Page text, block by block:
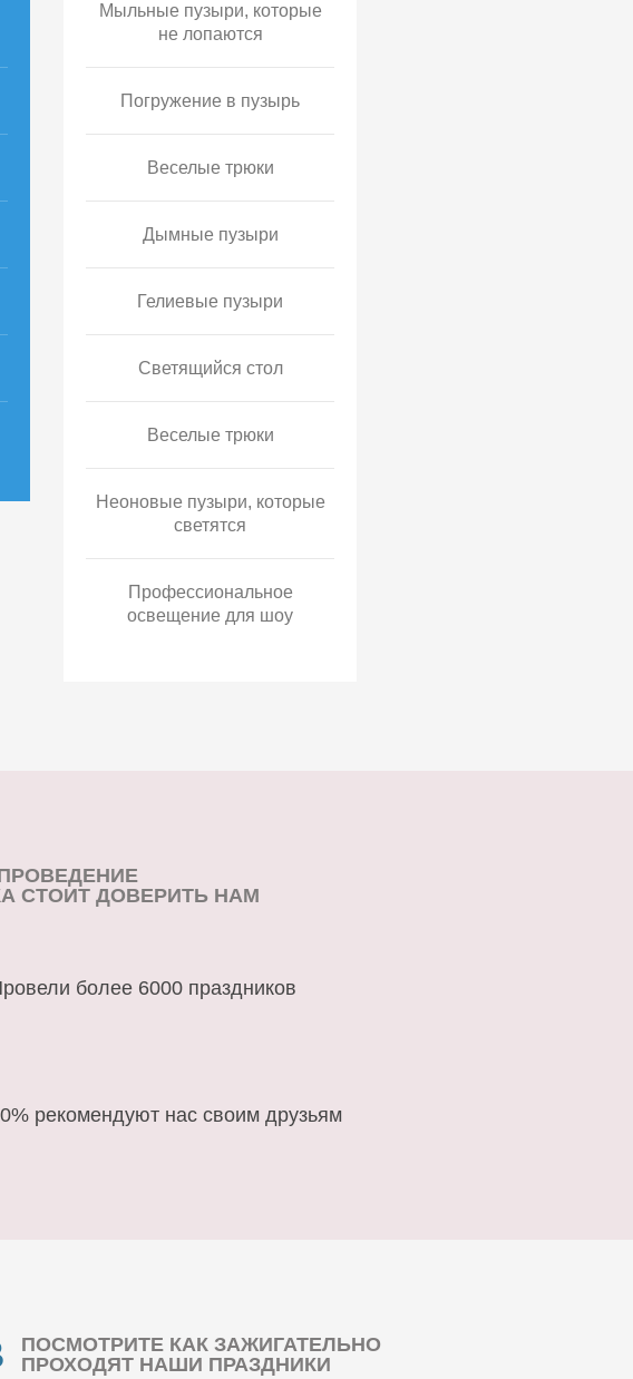
Мыльные пузыри, которые
не лопаются
Погружение в пузырь
Веселые трюки
Дымные пузыри
Гелиевые пузыри
Светящийся стол
Веселые трюки
Неоновые пузыри, которые
светятся
Профессиональное
освещение для шоу
СТОИТ ДОВЕРИТЬ НАМ
более 6000 праздников
рекомендуют нас своим друзьям
ПОСМОТРИТЕ КАК ЗАЖИГАТЕЛЬНО
ПРОХОДЯТ НАШИ ПРАЗДНИКИ